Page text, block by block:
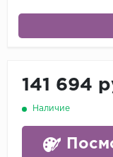
141 694
Наличие